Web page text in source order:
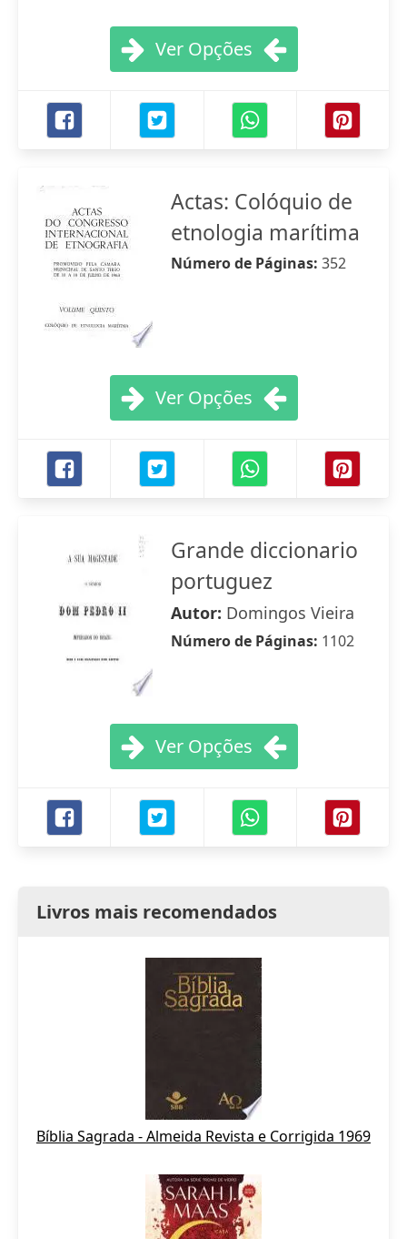
Ver Opções
Actas: Colóquio de
etnologia marítima
Número de Páginas: 352
Ver Opções
Grande diccionario
portuguez
Autor: Domingos Vieira
Número de Páginas: 1102
Ver Opções
Livros mais recomendados
Bíblia Sagrada - Almeida Revista e Corrigida 1969